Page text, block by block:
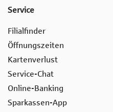
Service
Filialfinder
Öffnungszeiten
Kartenverlust
Service-Chat
Online-Banking
Sparkassen-App